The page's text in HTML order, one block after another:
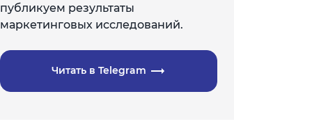
публикуем результаты
маркетинговых исследований.
Читать в Telegram